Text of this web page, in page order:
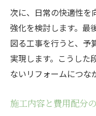
将来を見据
満足度を高
次に、日常の快適性を
強化を検討します。最
図る工事を行うと、予
実現します。こうした
ないリフォームにつな
施工内容と費用配分